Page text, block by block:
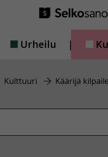
Urheilu
Kulttuuri Käärijä